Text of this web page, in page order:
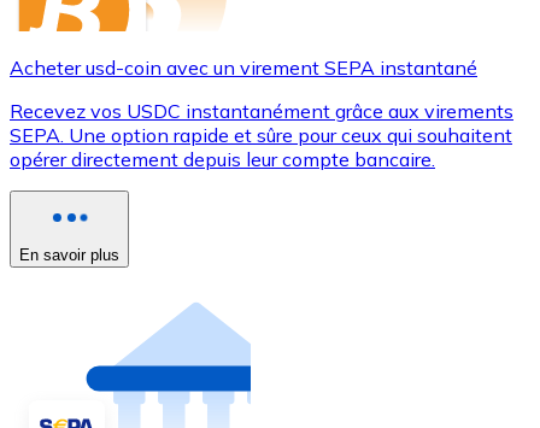
Acheter usd-coin avec un virement SEPA instantané
Recevez vos USDC instantanément grâce aux virements
SEPA. Une option rapide et sûre pour ceux qui souhaitent
opérer directement depuis leur compte bancaire.
En savoir plus